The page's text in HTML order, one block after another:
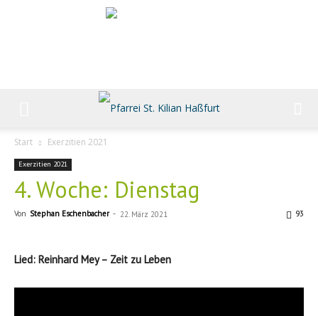
Start Exerzitien 2021
Exerzitien 2021
4. Woche: Dienstag
Von Stephan Eschenbacher - 22. März 2021 93
Lied: Reinhard Mey – Zeit zu Leben